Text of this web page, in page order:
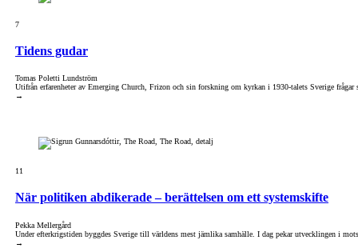
7
Tidens gudar
Tomas Poletti Lundström
Utifrån erfarenheter av Emerging Church, Frizon och sin forskning om kyrkan i 1930-talets Sverige
→
11
När politiken abdikerade – berättelsen om ett systemskifte
Pekka Mellergård
Under efterkrigstiden byggdes Sverige till världens mest jämlika samhälle. I dag pekar utvecklingen i
→